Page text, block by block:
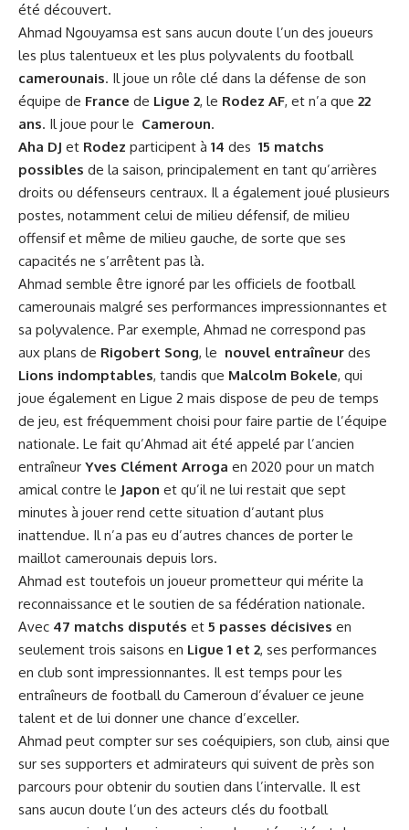
été découvert.
Ahmad Ngouyamsa ​est sans aucun doute l’un des‌ joueurs
les plus talentueux ‍et les plus polyvalents⁣ du football
camerounais. Il joue un rôle clé dans la défense de⁣ son
⁣équipe de France de⁢ Ligue⁢ 2,⁤ le Rodez AF, et n’a que 22
ans. Il joue pour le ⁢ Cameroun. ​
Aha⁣ DJ et Rodez participent⁤ à 14 des ​ 15 matchs
possibles ​de​ la saison, principalement en tant qu’arrières
droits ou défenseurs⁤ centraux. Il a également joué plusieurs
postes, notamment ​celui de milieu‍ défensif, de milieu
offensif et même de milieu ⁢gauche, de sorte que ses
capacités ne s’arrêtent pas là.
Ahmad‌ semble ‍être ignoré par les officiels ​de football
camerounais malgré ses performances impressionnantes et
sa polyvalence. ⁢Par exemple, Ahmad ne correspond pas
aux ⁣plans⁢ de Rigobert Song,​ le ⁢ nouvel entraîneur des
Lions indomptables,‌ tandis ​que Malcolm Bokele, qui
joue également en Ligue 2 mais ‍dispose de peu de temps
de ‌jeu, est fréquemment choisi pour faire partie de l’équipe
nationale. Le fait qu’Ahmad⁤ ait été appelé par⁣ l’ancien
entraîneur Yves Clément Arroga en 2020 pour un‌ match
amical contre le Japon et qu’il ne lui restait que ‍sept
minutes à jouer rend cette ‍situation d’autant plus​
inattendue. Il n’a pas eu d’autres ‍chances de porter le
maillot ‌camerounais ​depuis lors. ⁢
Ahmad est toutefois ‌un ⁤joueur prometteur ⁣qui mérite la
reconnaissance et le soutien de sa ‌fédération nationale.
Avec 47‌ matchs disputés et 5‌ passes décisives ⁤en⁢
seulement trois saisons en Ligue 1 et 2, ses performances
en club sont impressionnantes. Il est temps pour les
entraîneurs de football du ⁤Cameroun d’évaluer ce⁤ jeune
talent et de lui donner une chance d’exceller.
Ahmad​ peut compter sur ses coéquipiers, son ⁣club, ainsi que
sur ses supporters et admirateurs qui suivent de près son⁢
parcours ⁣pour obtenir⁤ du soutien dans l’intervalle. Il est
sans ⁢aucun doute l’un⁤ des ​acteurs clés du football